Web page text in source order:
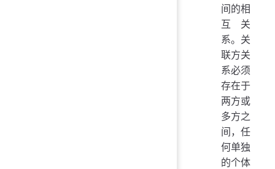
间的相
互关
系。关
联方关
系必须
存在于
两方或
多方之
间，任
何单独
的个体